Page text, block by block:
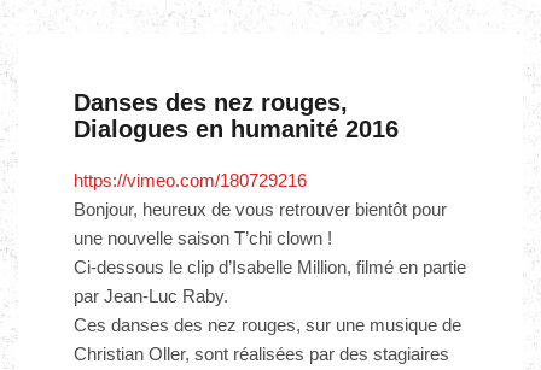
Danses des nez rouges,
Dialogues en humanité 2016
https://vimeo.com/180729216
Bonjour, heureux de vous retrouver bientôt pour
une nouvelle saison T’chi clown !
Ci-dessous le clip d’Isabelle Million, filmé en partie
par Jean-Luc Raby.
Ces danses des nez rouges, sur une musique de
Christian Oller, sont réalisées par des stagiaires